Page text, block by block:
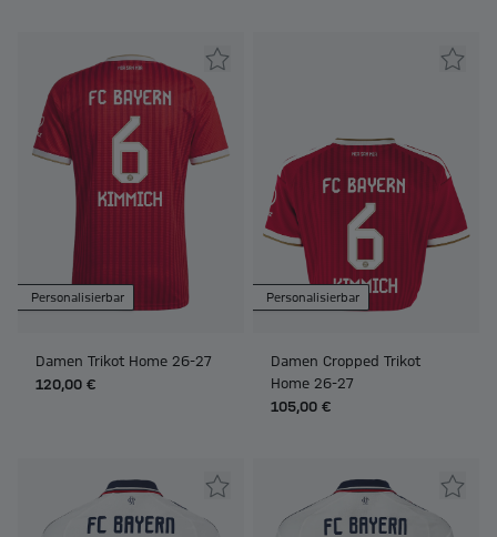
Personalisierbar
Damen Trikot Home 26-27
120,00 €
Personalisierbar
Damen Cropped Trikot
Home 26-27
105,00 €